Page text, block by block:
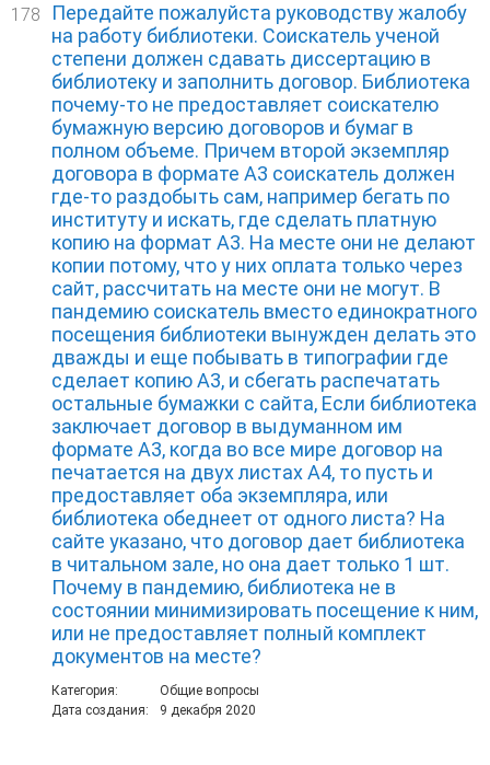
178
Передайте пожалуйста руководству жалобу
на работу библиотеки. Соискатель ученой
степени должен сдавать диссертацию в
библиотеку и заполнить договор. Библиотека
почему-то не предоставляет соискателю
бумажную версию договоров и бумаг в
полном объеме. Причем второй экземпляр
договора в формате А3 соискатель должен
где-то раздобыть сам, например бегать по
институту и искать, где сделать платную
копию на формат А3. На месте они не делают
копии потому, что у них оплата только через
сайт, рассчитать на месте они не могут. В
пандемию соискатель вместо единократного
посещения библиотеки вынужден делать это
дважды и еще побывать в типографии где
сделает копию А3, и сбегать распечатать
остальные бумажки с сайта, Если библиотека
заключает договор в выдуманном им
формате А3, когда во все мире договор на
печатается на двух листах А4, то пусть и
предоставляет оба экземпляра, или
библиотека обеднеет от одного листа? На
сайте указано, что договор дает библиотека
в читальном зале, но она дает только 1 шт.
Почему в пандемию, библиотека не в
состоянии минимизировать посещение к ним,
или не предоставляет полный комплект
документов на месте?
Категория:
Общие вопросы
Дата создания:
9 декабря 2020